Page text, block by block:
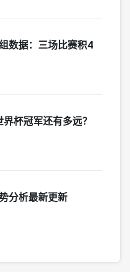
数据：三场比赛积4
杯冠军还有多远？
分析最新更新